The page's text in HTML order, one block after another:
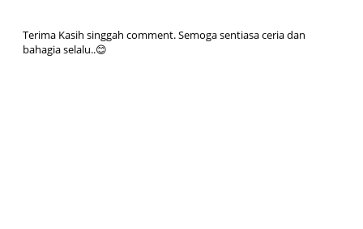
Terima Kasih singgah comment. Semoga sentiasa ceria dan
bahagia selalu..😊